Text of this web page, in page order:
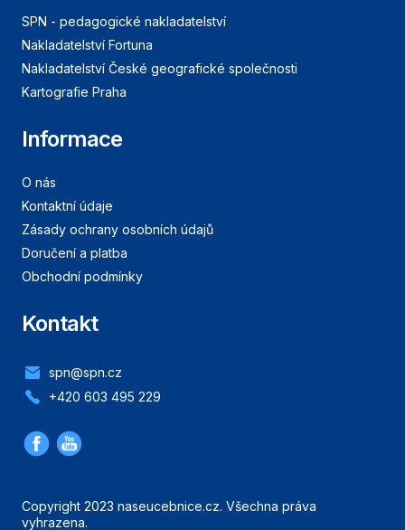
SPN - pedagogické nakladatelství
Nakladatelství Fortuna
Nakladatelství České geografické společnosti
Kartografie Praha
Informace
O nás
Kontaktní údaje
Zásady ochrany osobních údajů
Doručení a platba
Obchodní podmínky
Kontakt
spn@spn.cz
+420 603 495 229
Copyright 2023 naseucebnice.cz. Všechna práva
vyhrazena.